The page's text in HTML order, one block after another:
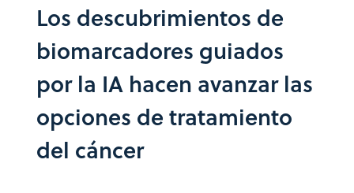
Los descubrimientos de
biomarcadores guiados
por la IA hacen avanzar las
opciones de tratamiento
del cáncer